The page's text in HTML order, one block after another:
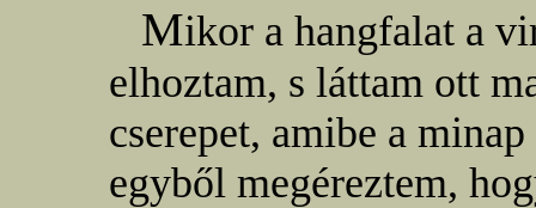
Mikor a hangfalat a
elhoztam, s láttam ott
cserepet, amibe a
egyből megéreztem,